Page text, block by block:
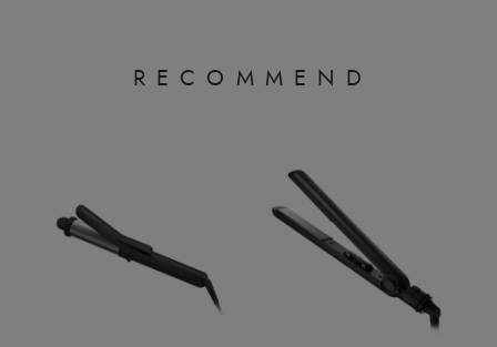
R E C O M M E N D